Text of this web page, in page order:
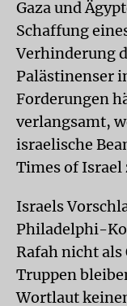
Gaza und
Schaffung
Verhinderung
Palästinenser
Forderungen
verlangsamt,
israelische
Times of
Israels
Philadelphi-
Rafah nicht als
Truppen
Wortlaut